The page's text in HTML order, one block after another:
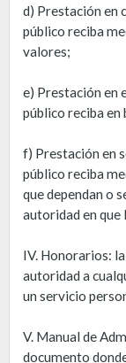
d) Prestación en
público reciba
valores;
e) Prestación en
público reciba
f) Prestación en
público reciba
que dependan o
autoridad en que
IV. Honorarios:
autoridad a
un servicio
V. Manual de
documento